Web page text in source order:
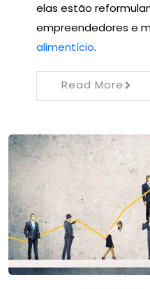
elas estão
empreendedores e
alimentício.
Read More